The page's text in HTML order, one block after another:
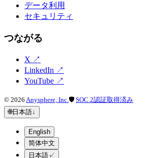
データ利用
セキュリティ
つながる
X ↗
LinkedIn ↗
YouTube ↗
© 2026 Anysphere, Inc. 🛡 SOC 2認証取得済み
🌐日本語↓
English
简体中文
日本語 ✓